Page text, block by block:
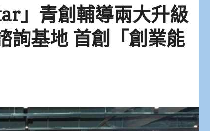
」青創輔導兩大升級
詢基地 首創「創業能